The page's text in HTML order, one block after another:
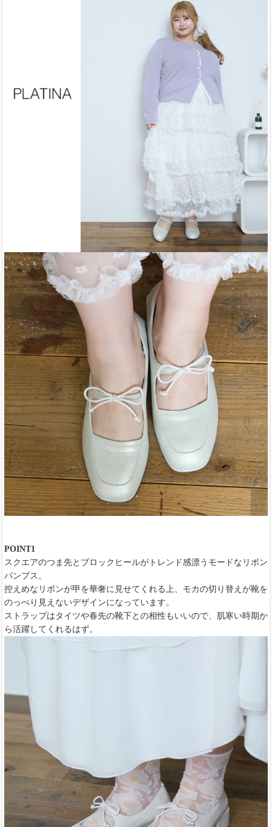
POINT1
スクエアのつま先とブロックヒールがトレンド感漂うモードなリボン
パンプス。
控えめなリボンが甲を華奢に見せてくれる上、モカの切り替えが靴を
のっぺり見えないデザインになっています。
ストラップはタイツや春先の靴下との相性もいいので、肌寒い時期か
ら活躍してくれるはず。